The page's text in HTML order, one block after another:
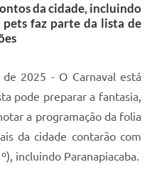
da cidade, incluindo
faz parte da lista de
2025 - O Carnaval está
pode preparar a fantasia,
a programação da folia
da cidade contarão com
incluindo Paranapiacaba.